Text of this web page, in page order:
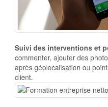
Suivi des interventions et
commenter, ajouter des
après géolocalisation ou
client.